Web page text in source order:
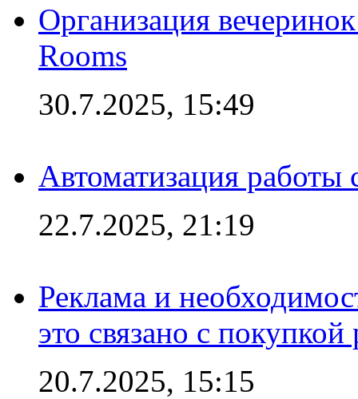
Организация
Rooms
30.7.2025, 15:49
Автоматизация работы
22.7.2025, 21:19
Реклама и
это связано с покупкой
20.7.2025, 15:15